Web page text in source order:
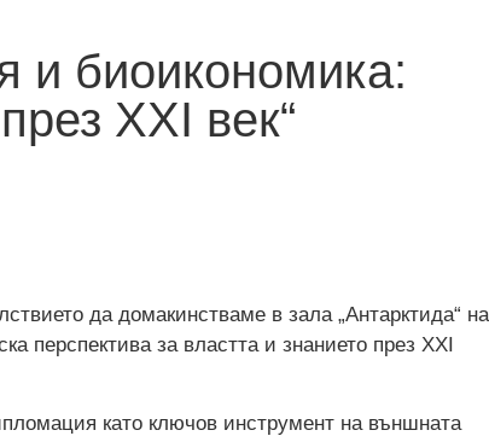
и биоикономика:
XXI век“
да домакинстваме в зала „Антарктида“ на
перспектива за властта и знанието през XXI
като ключов инструмент на външната